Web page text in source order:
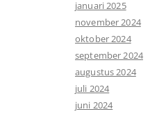
januari 2025
november 2024
oktober 2024
september 2024
augustus 2024
juli 2024
juni 2024